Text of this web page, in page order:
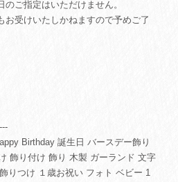
ご指定はいただけません。
お受けいたしかねますので予めご了
Birthday 誕生日 バースデー飾り
飾り付け 飾り 木製 ガーランド 文字
りつけ １歳お祝い フォト ベビー 1